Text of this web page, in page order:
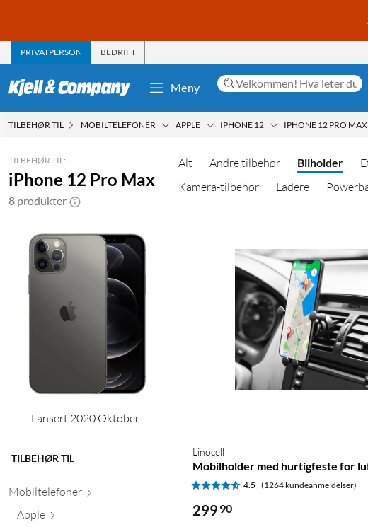
PRIVATPERSON BEDRIFT
Meny
TILBEHØR TIL MOBILTELEFONER APPLE IPHONE 12 IPHONE 12 PRO MAX
TILBEHØR TIL:
iPhone 12 Pro Max
8 produkter
Lansert 2020 Oktober
TILBEHØR TIL
Mobiltelefoner
Apple
Alt Andre tilbehør Bilholder
Kamera-tilbehør
Ladere
Linocell
Mobilholder med hurtigfeste for
4.5 (1264 kundeanmeldelser)
299 90